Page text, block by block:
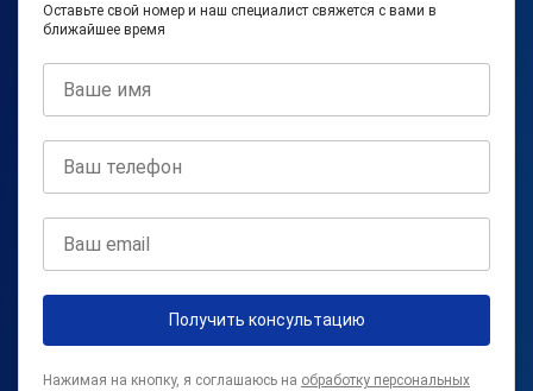
Оставьте свой номер и наш специалист свяжется с вами в
ближайшее время
Получить консультацию
Нажимая на кнопку, я соглашаюсь на обработку персональных